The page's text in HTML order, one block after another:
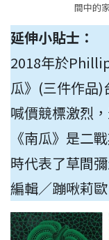
間中的
延伸小貼士：
2018年於
瓜》(三件作品)
喊價競標激烈
《南瓜》是二
時代表了草間
編輯／蹦啾莉歐